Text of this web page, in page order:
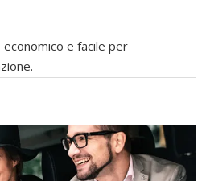
e facile per